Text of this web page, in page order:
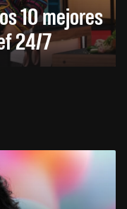
10 mejores
24/7